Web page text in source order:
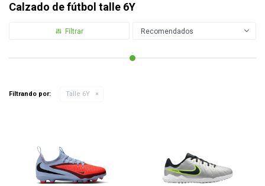
Calzado de fútbol talle 6Y
Recomendados
Filtrando por: Talle 6Y